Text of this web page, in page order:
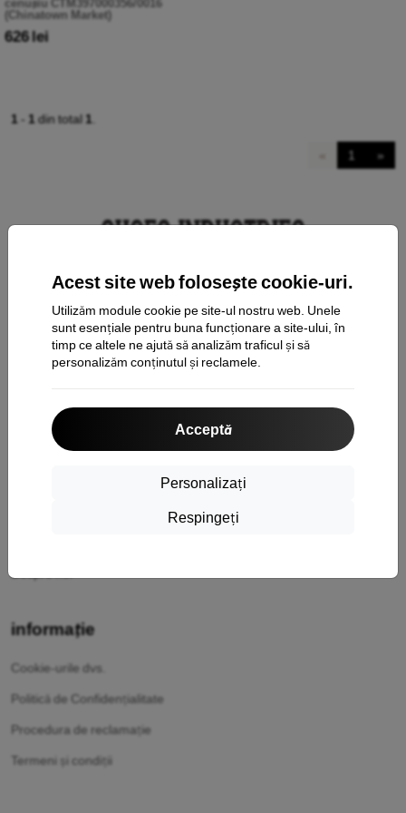
Acest site web folosește cookie-uri.
Utilizăm module cookie pe site-ul nostru web. Unele
sunt esențiale pentru buna funcționare a site-ului, în
timp ce altele ne ajută să analizăm traficul și să
personalizăm conținutul și reclamele.
Acceptă
Personalizați
Respingeți
(Chinatown Market)
626 lei
1 - 1 din total 1
1 »
contact
Transport și plată
Cashback
informație
Cookie-urile dvs.
Politică de Confidențialitate
Procedura de reclamație
Termeni și condiții